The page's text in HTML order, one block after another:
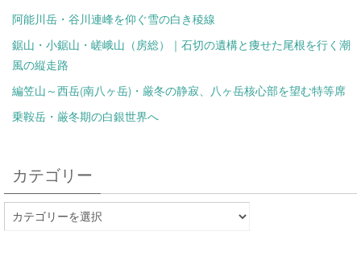
阿能川岳・谷川連峰を仰ぐ雪の白き稜線
鋸山・小鋸山・嵯峨山（房総）｜石切の遺構と痩せた尾根を行く潮
風の縦走路
編笠山～西岳(南八ヶ岳)・厳冬の静寂、八ヶ岳核心部を望む特等席
乗鞍岳・厳冬期の白銀世界へ
カテゴリー